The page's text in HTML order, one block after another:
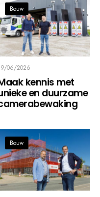
Bouw
06/2026
kennis met
en duurzame
Bouw